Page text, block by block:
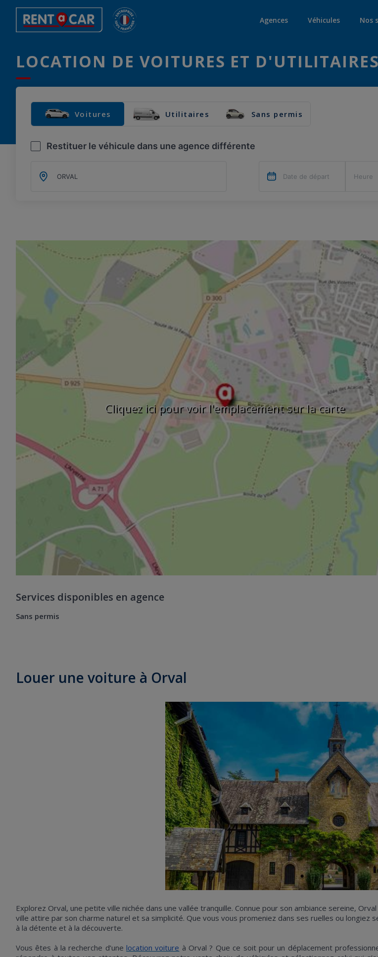
Agences Véhicules Nos
LOCATION DE VOITURES ET
Voitures Utilitaires Sans permis
Restituer le véhicule dans une agence différente
Cliquez ici pour voir l'emplacement sur la carte
Services disponibles en agence
Sans permis
Louer une voiture à Orval
Explorez Orval, une petite ville nichée dans une vallée tranquille. Connue pour son ambiance sereine,
ville attire par son charme naturel et sa simplicité. Que vous vous promeniez dans ses ruelles ou longiez
à la détente et à la découverte.
Vous êtes à la recherche d’unelocation voiture à Orval ? Que ce soit pour un déplacement